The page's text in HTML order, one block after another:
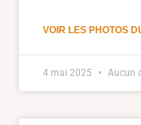
VOIR LES PHOTOS
4 mai 2025 Aucun